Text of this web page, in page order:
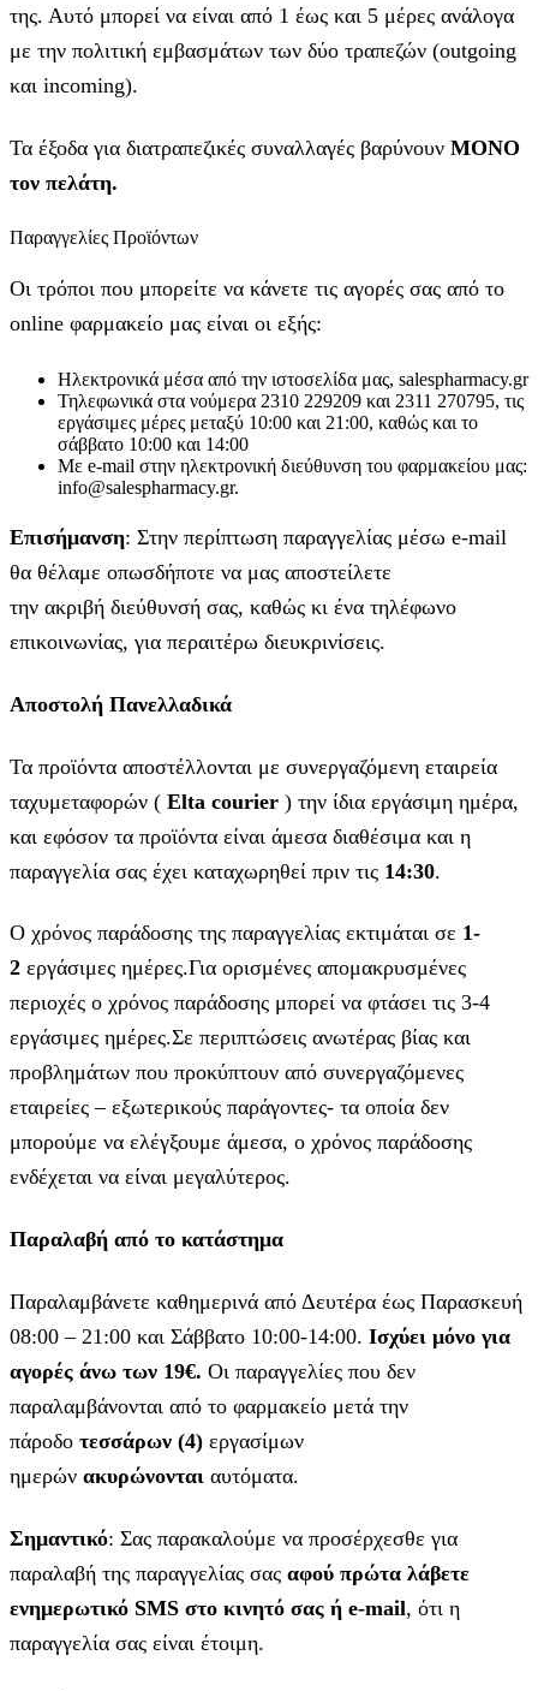
της. Αυτό μπορεί να είναι από 1 έως και 5 μέρες ανάλογα
με την πολιτική εμβασμάτων των δύο τραπεζών (outgoing
και incoming).
Τα έξοδα για διατραπεζικές συναλλαγές βαρύνουν MONO
τον πελάτη.
Παραγγελίες Προϊόντων
Οι τρόποι που μπορείτε να κάνετε τις αγορές σας από το
online φαρμακείο μας είναι οι εξής:
Ηλεκτρονικά μέσα από την ιστοσελίδα μας, salespharmacy.gr
Τηλεφωνικά στα νούμερα 2310 229209 και 2311 270795, τις
εργάσιμες μέρες μεταξύ 10:00 και 21:00, καθώς και το
σάββατο 10:00 και 14:00
Με e-mail στην ηλεκτρονική διεύθυνση του φαρμακείου μας:
info@salespharmacy.gr.
Επισήμανση: Στην περίπτωση παραγγελίας μέσω e-mail
θα θέλαμε οπωσδήποτε να μας αποστείλετε
την ακριβή διεύθυνσή σας, καθώς κι ένα τηλέφωνο
επικοινωνίας, για περαιτέρω διευκρινίσεις.
Αποστολή Πανελλαδικά
Τα προϊόντα αποστέλλονται με συνεργαζόμενη εταιρεία
ταχυμεταφορών ( Elta courier ) την ίδια εργάσιμη ημέρα,
και εφόσον τα προϊόντα είναι άμεσα διαθέσιμα και η
παραγγελία σας έχει καταχωρηθεί πριν τις 14:30.
Ο χρόνος παράδοσης της παραγγελίας εκτιμάται σε 1-
2 εργάσιμες ημέρες.Για ορισμένες απομακρυσμένες
περιοχές ο χρόνος παράδοσης μπορεί να φτάσει τις 3-4
εργάσιμες ημέρες.Σε περιπτώσεις ανωτέρας βίας και
προβλημάτων που προκύπτουν από συνεργαζόμενες
εταιρείες – εξωτερικούς παράγοντες- τα οποία δεν
μπορούμε να ελέγξουμε άμεσα, ο χρόνος παράδοσης
ενδέχεται να είναι μεγαλύτερος.
Παραλαβή από το κατάστημα
Παραλαμβάνετε καθημερινά από Δευτέρα έως Παρασκευή
08:00 – 21:00 και Σάββατο 10:00-14:00. Ισχύει μόνο για
αγορές άνω των 19€. Οι παραγγελίες που δεν
παραλαμβάνονται από το φαρμακείο μετά την
πάροδο τεσσάρων (4) εργασίμων
ημερών ακυρώνονται αυτόματα.
Σημαντικό: Σας παρακαλούμε να προσέρχεσθε για
παραλαβή της παραγγελίας σας αφού πρώτα λάβετε
ενημερωτικό SMS στο κινητό σας ή e-mail, ότι η
παραγγελία σας είναι έτοιμη.